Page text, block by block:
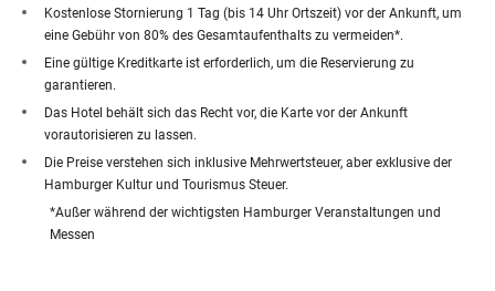
Kostenlose Stornierung 1 Tag (bis 14 Uhr Ortszeit) vor der Ankunft, um
eine Gebühr von 80% des Gesamtaufenthalts zu vermeiden*.
Eine gültige Kreditkarte ist erforderlich, um die Reservierung zu
garantieren.
Das Hotel behält sich das Recht vor, die Karte vor der Ankunft
vorautorisieren zu lassen.
Die Preise verstehen sich inklusive Mehrwertsteuer, aber exklusive der
Hamburger Kultur und Tourismus Steuer.
*Außer während der wichtigsten Hamburger Veranstaltungen und
Messen